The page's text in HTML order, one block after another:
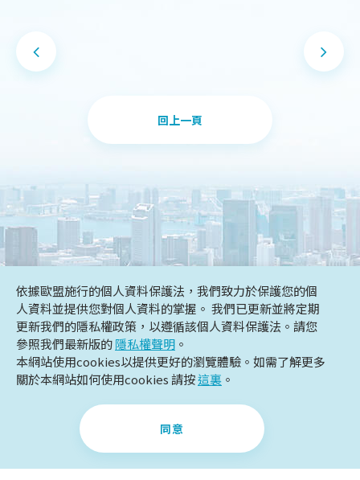
回上一頁
TEL +886-2-2211-8811 FAX +886-2-2211-8831
service@deovos.com.tw
231749新北市新店區安興路125-6號14樓
依據歐盟施行的個人資料保護法，我們致力於保護您的個
人資料並提供您對個人資料的掌握。 我們已更新並將定期
更新我們的隱私權政策，以遵循該個人資料保護法。請您
參照我們最新版的隱私權聲明 。
本網站使用cookies以提供更好的瀏覽體驗。如需了解更多
關於本網站如何使用cookies 請按這裏 。
同意